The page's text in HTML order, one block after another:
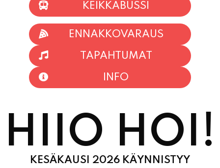
KEIKKABUSSI
ENNAKKOVARAUS
TAPAHTUMAT
INFO
HIIO HOI!
KESÄKAUSI 2026 KÄYNNISTYY